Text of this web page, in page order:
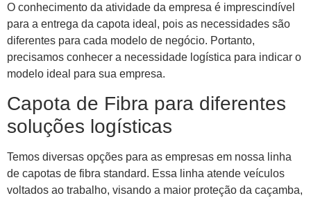
O conhecimento da atividade da empresa é imprescindível
para a entrega da capota ideal, pois as necessidades são
diferentes para cada modelo de negócio. Portanto,
precisamos conhecer a necessidade logística para indicar o
modelo ideal para sua empresa.
Capota de Fibra para diferentes
soluções logísticas
Temos diversas opções para as empresas em nossa linha
de capotas de fibra standard. Essa linha atende veículos
voltados ao trabalho, visando a maior proteção da caçamba,